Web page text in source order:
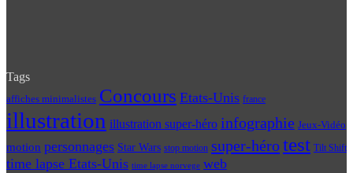
Tags
affiches minimalistes Concours Etats-Unis france
illustration illustration super-héro infographie Jeux-Vidéo
motion personnages Star Wars stop motion super-hérotest Tilt Shift
time lapse Etats-Unis time lapse norvege web